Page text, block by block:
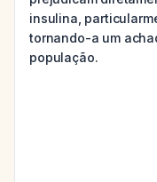
insulina,
tornando-a um
população.